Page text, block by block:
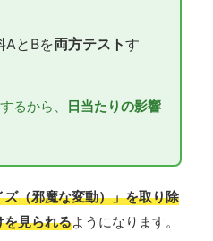
AとBを両方テストす
るから、
日当たりの影響
ズ（邪魔な変動）」を取り除
を見られるようになります。